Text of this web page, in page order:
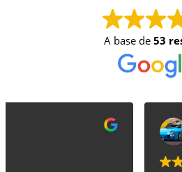
A base de 53
gonzalo martinez lopez